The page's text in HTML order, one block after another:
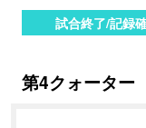
試合終了/記録
第4クォーター